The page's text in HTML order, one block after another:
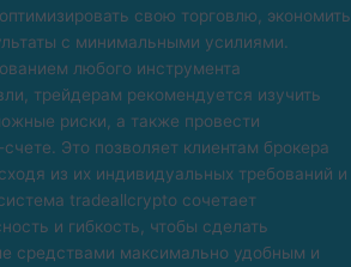
свою торговлю, экономить
с минимальными усилиями.
любого инструмента
трейдерам рекомендуется изучить
риски, а также провести
Это позволяет клиентам брокера
из их индивидуальных требований и
tradeallcrypto сочетает
и гибкость, чтобы сделать
средствами максимально удобным и